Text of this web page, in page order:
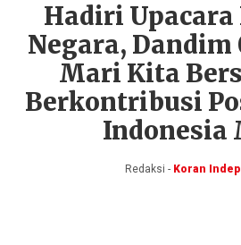
Hadiri Upacara
Negara, Dandim
Mari Kita
Berkontribusi
Indonesia
Redaksi -Koran